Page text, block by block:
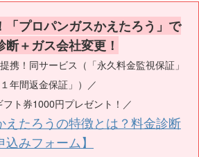
「プロパンガスかえたろう」で
断＋ガス会社変更！
携！同サービス（「永久料金監視保証」
１年間返金保証」）／
フト券1000円プレゼント！／
えたろうの特徴とは？料金診断
込みフォーム】